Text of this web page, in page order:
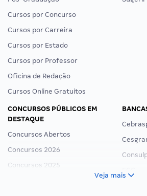
Cursos por Concurso
Cursos por Carreira
Cursos por Estado
Cursos por Professor
Oficina de Redação
Cursos Online Gratuitos
CONCURSOS PÚBLICOS EM
DESTAQUE
Concursos Abertos
Concursos 2026
Concursos 2025
Veja mais